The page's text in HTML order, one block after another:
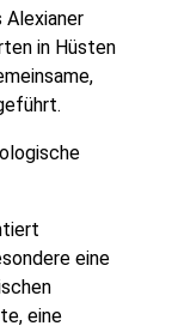
Alexianer
in Hüsten
eine
eine